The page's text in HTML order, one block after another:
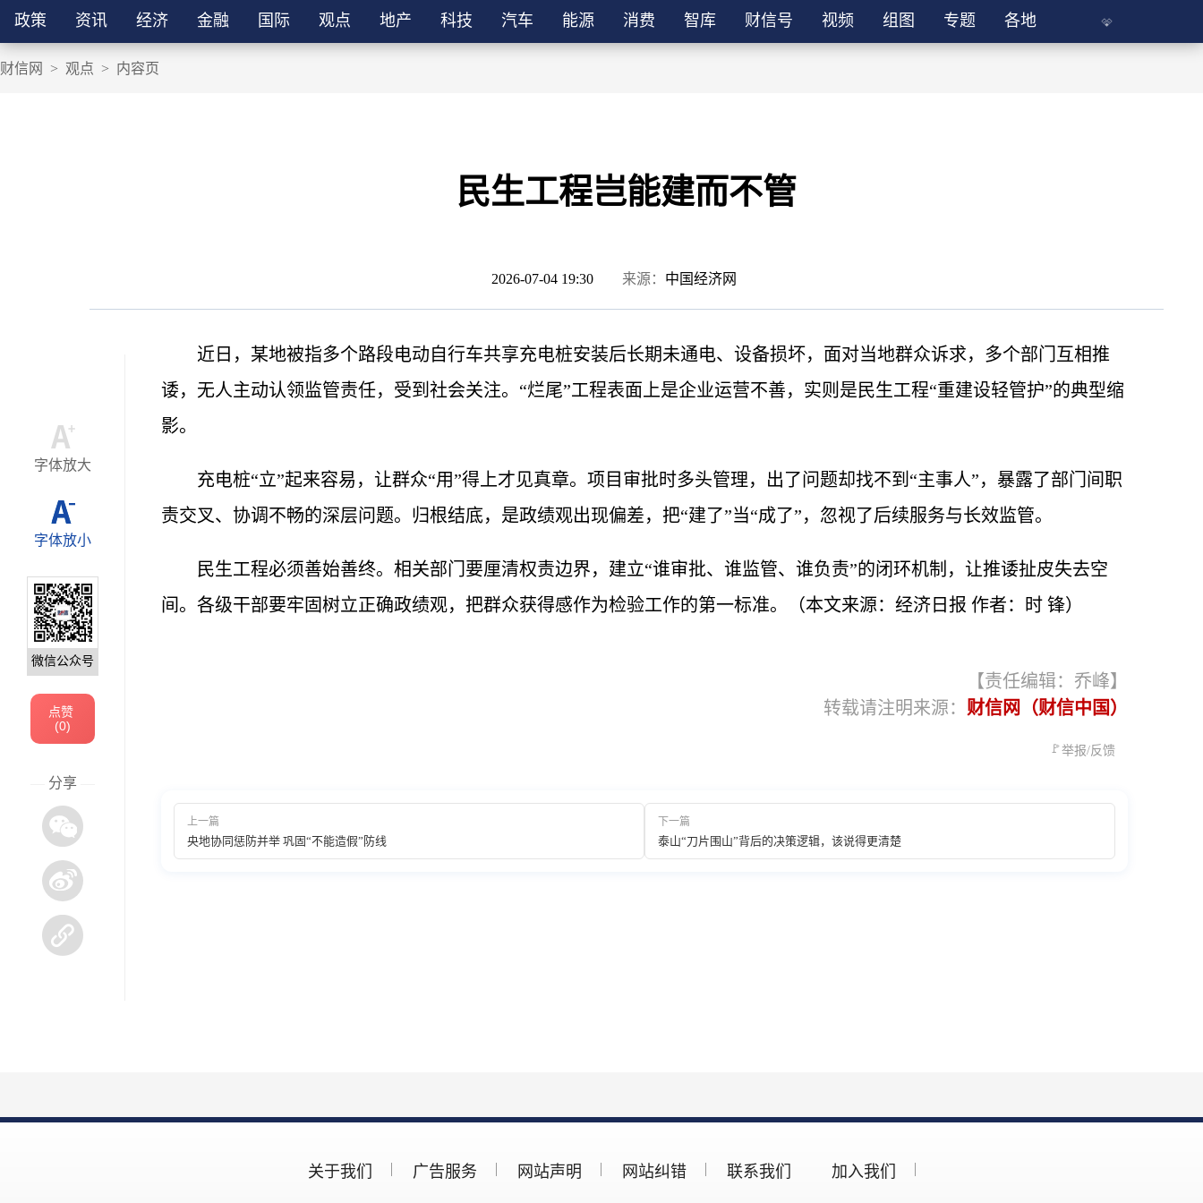
政策 资讯 经济 金融 国际 观点 地产 科技 汽车 能源 消费 智库 财信号 视频 组图 专题 各地
财信网 > 观点 > 内容页
民生工程岂能建而不管
2026-07-04 19:30 来源： 中国经济网
字体放大
字体放小
微信公众号
点赞
(0)
分享
近日，某地被指多个路段电动自行车共享充电桩安装后长期未通电、设备损坏，面对当地群众诉求，多个部门互相推
诿，无人主动认领监管责任，受到社会关注。“烂尾”工程表面上是企业运营不善，实则是民生工程“重建设轻管护”的典型缩
影。
充电桩“立”起来容易，让群众“用”得上才见真章。项目审批时多头管理，出了问题却找不到“主事人”，暴露了部门间职
责交叉、协调不畅的深层问题。归根结底，是政绩观出现偏差，把“建了”当“成了”，忽视了后续服务与长效监管。
民生工程必须善始善终。相关部门要厘清权责边界，建立“谁审批、谁监管、谁负责”的闭环机制，让推诿扯皮失去空
间。各级干部要牢固树立正确政绩观，把群众获得感作为检验工作的第一标准。（本文来源：经济日报 作者：时 锋）
【责任编辑：乔峰】
转载请注明来源： 财信网（财信中国）
🚩举报/反馈
上一篇
央地协同惩防并举 巩固“不能造假”防线
下一篇
泰山“刀片围山”背后的决策逻辑，该说得更清楚
关于我们 广告服务 网站声明 网站纠错 联系我们 加入我们